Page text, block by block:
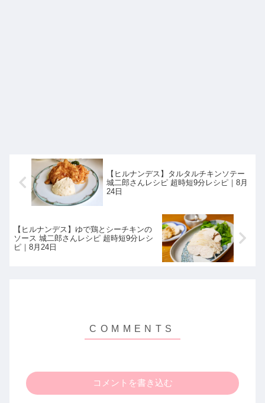
【ヒルナンデス】タルタルチキンソテー
城二郎さんレシピ 超時短9分レシピ｜8月
24日
【ヒルナンデス】ゆで鶏とシーチキンの
ソース 城二郎さんレシピ 超時短9分レシ
ピ｜8月24日
コメントを書き込む